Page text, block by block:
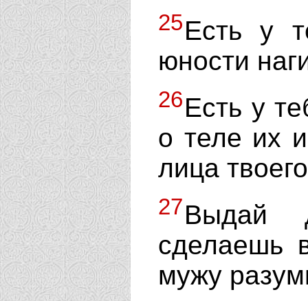
25Есть у
юности
26Есть у
о теле их
лица
27Выдай
сделаешь
мужу